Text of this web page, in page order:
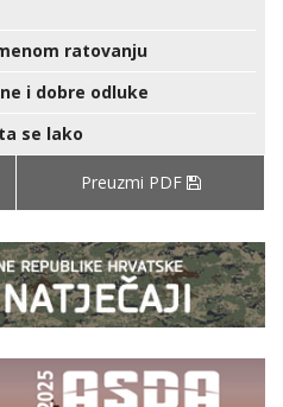
ratovanju
i dobre odluke
se lako
Preuzmi PDF